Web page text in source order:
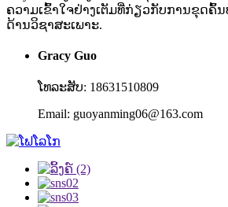
ຄວາມເຂົ້າໃຈຢ່າງເຕັມທີ່ກ່ຽວກັບການຂຸດຄົ້
ດ້ານວິຊາສະເພາະ.
Gracy Guo
ໂທລະສັບ: 18631510809
Email: guoyanming06@163.com